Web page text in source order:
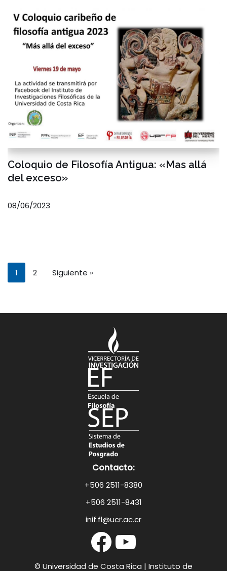
Coloquio de Filosofía Antigua: «Mas allá
del exceso»
08/06/2023
1 2 Siguiente »
Contacto:
+506 2511-8380
+506 2511-8431
inif.fl@ucr.ac.cr
© Universidad de Costa Rica | Instituto de